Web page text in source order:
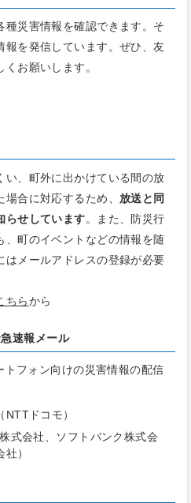
種災害情報を確認できます。そ
報を発信しています。ぜひ、友
お願いします。
い、町外に出かけている間の放
合に対応するため、 放送と同
らせしています。また、防災行
、町のイベントなどの情報を随
はメールアドレスの登録が必要
ちらから
速報メール
フォン向けの災害情報の配信
ドコモ）
式会社、ソフトバンク株式会
）